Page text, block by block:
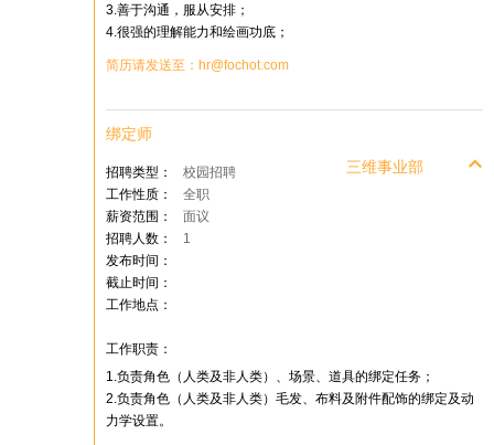
3.善于沟通，服从安排；
4.很强的理解能力和绘画功底；
简历请发送至：hr@fochot.com
绑定师
三维事业部
招聘类型：
校园招聘
工作性质：
全职
薪资范围：
面议
招聘人数：
1
发布时间：
截止时间：
工作地点：
工作职责：
1.负责角色（人类及非人类）、场景、道具的绑定任务；
2.负责角色（人类及非人类）毛发、布料及附件配饰的绑定及动
力学设置。